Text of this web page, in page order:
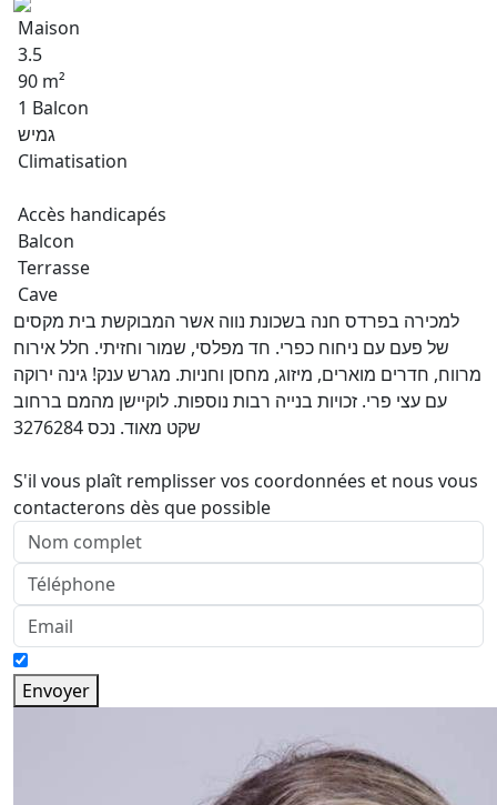
Maison
3.5
90 m²
1 Balcon
גמיש
Climatisation
Accès handicapés
Balcon
Terrasse
Cave
למכירה בפרדס חנה בשכונת נווה אשר המבוקשת בית מקסים
של פעם עם ניחוח כפרי. חד מפלסי, שמור וחזיתי. חלל אירוח
מרווח, חדרים מוארים, מיזוג, מחסן וחניות. מגרש ענק! גינה ירוקה
עם עצי פרי. זכויות בנייה רבות נוספות. לוקיישן מהמם ברחוב
שקט מאוד. נכס 3276284
S'il vous plaît remplisser vos coordonnées et nous vous
contacterons dès que possible
Envoyer